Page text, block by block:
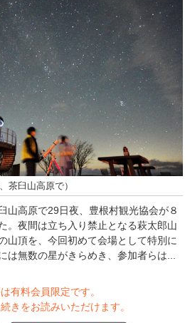
茶臼山高原で）
高原で29日夜、豊根村観光協会が８
。夜間は立ち入り禁止となる萩太郎山
山頂を、今回初めて会場として特別に
は無数の星がきらめき、参加者らは...
有料会員限定です。
きをお読みいただけます。